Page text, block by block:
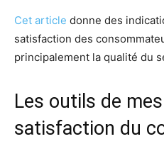
Cet article donne des
satisfaction des
principalement la qualité du
Les outils de
satisfaction du